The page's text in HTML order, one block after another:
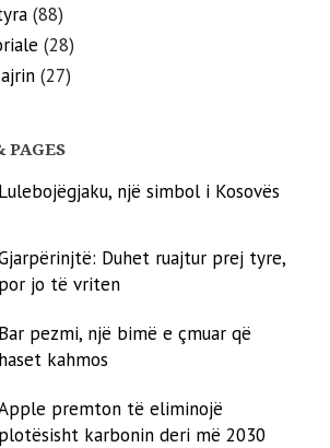
(88)
(28)
(27)
PAGES
Lulebojëgjaku, një simbol i Kosovës
Duhet ruajtur prej tyre,
por jo të vriten
Bar pezmi, një bimë e çmuar që
haset kahmos
premton të eliminojë
plotësisht karbonin deri më 2030